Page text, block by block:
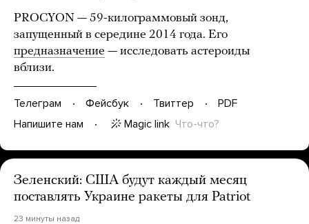
PROCYON — 59-килограммовый зонд,
запущенный в середине 2014 года. Его
предназначение — исследовать астероиды
вблизи.
Телеграм Фейсбук Твиттер
PDF
Напишите нам
Magic link Что-что?
Зеленский: США будут каждый месяц
поставлять Украине ракеты для Patriot
23 минуты назад